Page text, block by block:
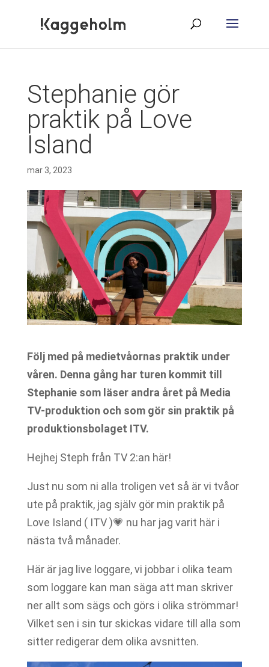
Stephanie gör
praktik på Love
Island
mar 3, 2023
Följ med på medietvåornas praktik under
våren. Denna gång har turen kommit till
Stephanie som läser andra året på Media
TV-produktion och som gör sin praktik på
produktionsbolaget ITV.
Hejhej Steph från TV 2:an här!
Just nu som ni alla troligen vet så är vi tvåor
ute på praktik, jag själv gör min praktik på
Love Island ( ITV )💗 nu har jag varit här i
nästa två månader.
Här är jag live loggare, vi jobbar i olika team
som loggare kan man säga att man skriver
ner allt som sägs och görs i olika strömmar!
Vilket sen i sin tur skickas vidare till alla som
sitter redigerar dem olika avsnitten.